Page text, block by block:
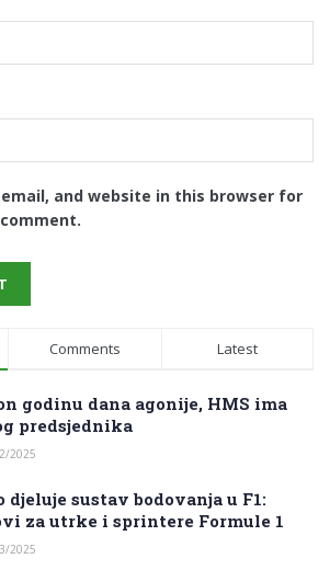
email, and website in this browser for
Comments Latest
godinu dana agonije, HMS ima
predsjednika
2025
djeluje sustav bodovanja u F1:
za utrke i sprintere Formule 1
2025